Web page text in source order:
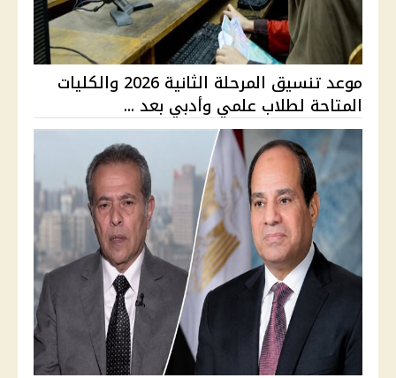
موعد تنسيق المرحلة الثانية 2026 والكليات
المتاحة لطلاب علمي وأدبي بعد ...